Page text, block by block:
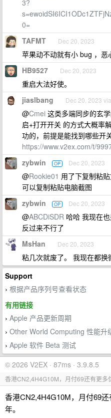
3?
0=
TAFMT Dec 20, 2023
苹果动不动就有小 bug ，恶
HB9527 Dec 20, 2023
重启大法好使。
jiaslbang Dec 20, 2023
@Cmei 这类多端同步的玄
启+打开开关 的方式大概率
功的，前提是能找到哪些开
https://www.v2ex.com/t/
zybwin OP Dec 20, 2023
@Rookie01 用了下复制粘
可以复制粘贴电脑截图
zybwin OP Dec 20, 2023
@ABCDiSDR 哈哈 我现在
反过来不行了
MsHan Dec 20, 2023
粘几次就废了。 我现在都换
Support
› 根据产品序列号查看状态
有用链接
› Apple 产品更新周期
› Other World Computing 性能升
› Apple 软件 Beta 测试
© 2026 V2EX · 87ms · 3.9.8.5
香港CN2,4H4G10M，月付69还有更多
香港CN2,4H4G10M，月付69
年。